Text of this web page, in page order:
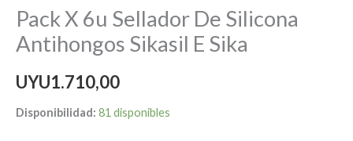
Pack X 6u Sellador De Silicona
Antihongos Sikasil E Sika
UYU1.710,00
Disponibilidad: 81 disponibles